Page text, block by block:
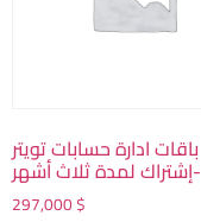
باقات ادارة حسابات تويتر
-إشتراك لمدة ثلاث أشهر
297,000$